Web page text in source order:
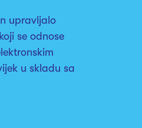
upravljalo
se odnose
u skladu sa